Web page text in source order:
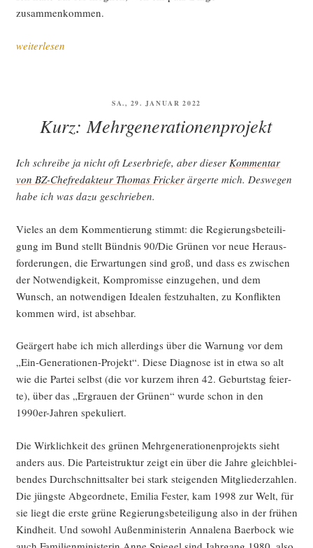
zusammenkommen.
„Eine
weiterlesen
VERÖFFENTLICHT
SA., 29. JANUAR 2022
Kurz: Mehrgenerationenprojekt
Ich schrei­be ja nicht oft Leser­brie­fe, aber die­ser Kom­men­tar
von BZ-Chef­re­dak­teur Tho­mas Fri­ckerärger­te mich. Des­we­gen
habe ich was dazu geschrieben.
Vie­les an dem Kom­men­tie­rung stimmt: die Regie­rungs­be­tei­li­
gung im Bund stellt Bünd­nis 90/Die Grü­nen vor neue Her­aus­
for­de­run­gen, die Erwar­tun­gen sind groß, und dass es zwi­schen
der Not­wen­dig­keit, Kom­pro­mis­se ein­zu­ge­hen, und dem
Wunsch, an not­wen­di­gen Idea­len fest­zu­hal­ten, zu Kon­flik­ten
kom­men wird, ist absehbar.
Geär­gert habe ich mich aller­dings über die War­nung vor dem
„Ein-Gene­ra­tio­nen-Pro­jekt“. Die­se Dia­gno­se ist in etwa so alt
wie die Par­tei selbst (die vor kur­zem ihren 42. Geburts­tag fei­er­
te), über das „Ergrau­en der Grü­nen“ wur­de schon in den
1990er-Jah­ren spekuliert.
Die Wirk­lich­keit des grü­nen Mehr­ge­ne­ra­tio­nen­pro­jekts sieht
anders aus. Die Par­tei­struk­tur zeigt ein über die Jah­re gleich­blei­
ben­des Durch­schnitts­al­ter bei stark stei­gen­den Mit­glie­der­zah­len.
Die jüngs­te Abge­ord­ne­te, Emi­lia Fes­ter, kam 1998 zur Welt, für
sie liegt die ers­te grü­ne Regie­rungs­be­tei­li­gung also in der frü­hen
Kind­heit. Und sowohl Außen­mi­nis­te­rin Anna­le­na Baer­bock wie